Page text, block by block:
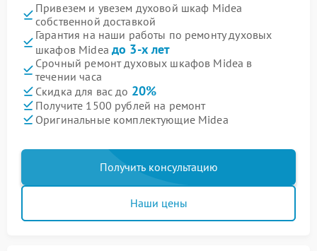
Привезем и увезем духовой шкаф Midea
собственной доставкой
Гарантия на наши работы по ремонту духовых
шкафов Midea до 3-х лет
Срочный ремонт духовых шкафов Midea в
течении часа
Скидка для вас до 20%
Получите 1500 рублей на ремонт
Оригинальные комплектующие Midea
Получить консультацию
Наши цены